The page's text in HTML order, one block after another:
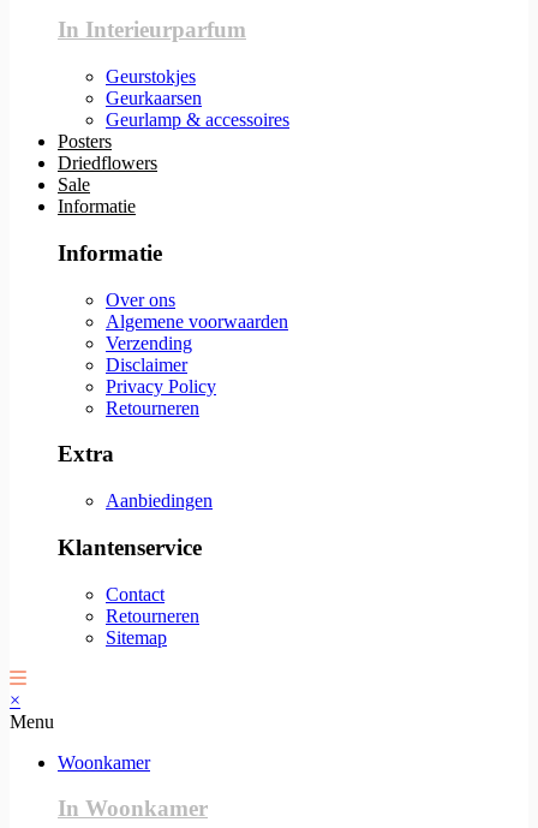
In Interieurparfum
Geurstokjes
Geurkaarsen
Geurlamp & accessoires
Posters
Driedflowers
Sale
Informatie
Informatie
Over ons
Algemene voorwaarden
Verzending
Disclaimer
Privacy Policy
Retourneren
Extra
Aanbiedingen
Klantenservice
Contact
Retourneren
Sitemap
×
Menu
Woonkamer
In Woonkamer